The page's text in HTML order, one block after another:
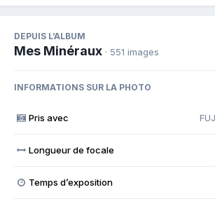
DEPUIS L’ALBUM
Mes Minéraux · 551 images
INFORMATIONS SUR LA PHOTO
Pris avec
Longueur de focale
Temps d’exposition